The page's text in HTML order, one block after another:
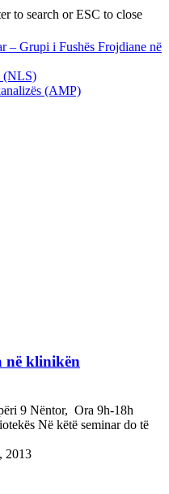
to search or ESC to close
– Grupi i Fushës Frojdiane në
(NLS)
(AMP)
në klinikën
9 Nëntor, Ora 9h-18h
Në këtë seminar do të
2013